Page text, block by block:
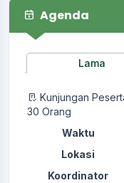
Agenda
Lama
Kunjungan
30 Orang
Waktu
Lokasi
Koordinator